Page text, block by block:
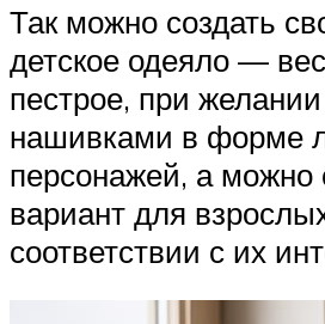
Так можно создать
детское одеяло —
пестрое, при
нашивками в форме
персонажей, а можно
вариант для
соответствии с их